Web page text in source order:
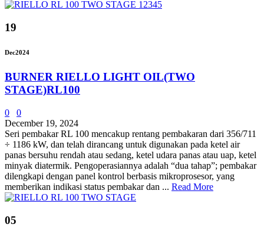
19
Dec2024
BURNER RIELLO LIGHT OIL(TWO
STAGE)RL100
0
0
December 19, 2024
Seri pembakar RL 100 mencakup rentang pembakaran dari 356/711
÷ 1186 kW, dan telah dirancang untuk digunakan pada ketel air
panas bersuhu rendah atau sedang, ketel udara panas atau uap, ketel
minyak diatermik. Pengoperasiannya adalah “dua tahap”; pembakar
dilengkapi dengan panel kontrol berbasis mikroprosesor, yang
memberikan indikasi status pembakar dan ... Read More
05